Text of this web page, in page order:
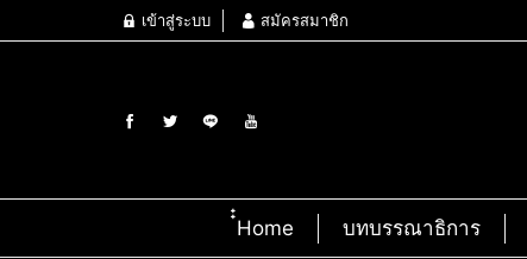
เข้าสู่ระบบ สมัครสมาชิก
๋๋Home บทบรรณาธิการ